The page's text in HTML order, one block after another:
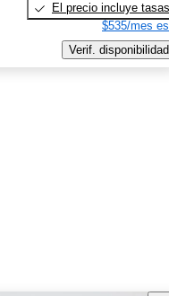
El precio incluye tasas
$535/mes
Verif. disponibilidad